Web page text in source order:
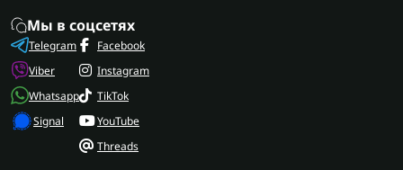
анализаторов почвы
Нюансы лицензий заключаются в том, что без
них большинство современных сканеров
работают ограниченно или вообще не
предоставляют полного функционала.
Существуют разные типы лицензий для техники
Мы в соцсетях
Telegram
Viber
Whatsapp
Signal
Facebook
Instagram
TikTok
YouTube
Threads